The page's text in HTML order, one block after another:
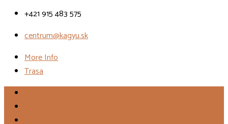
+421 915 483 575
centrum@kagyu.sk
More Info
Trasa